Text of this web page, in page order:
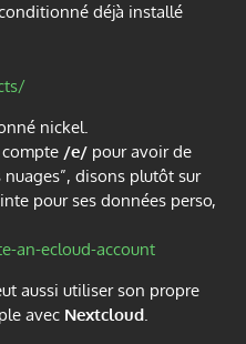
déjà installé
nickel.
/e/ pour avoir de
nuages”, disons plutôt sur
pour ses données perso,
an-ecloud-account
aussi utiliser son propre
avec Nextcloud.